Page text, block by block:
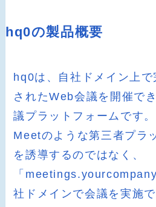
hq0の製品概要
hq0は、自社ドメイン上
されたWeb会議を開催で
議プラットフォームです
Meetのような第三者プラ
を誘導するのではなく、
「
社ドメインで会議を実施で